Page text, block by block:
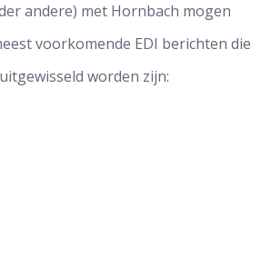
andere) met Hornbach mogen
voorkomende EDI berichten die
worden zijn: